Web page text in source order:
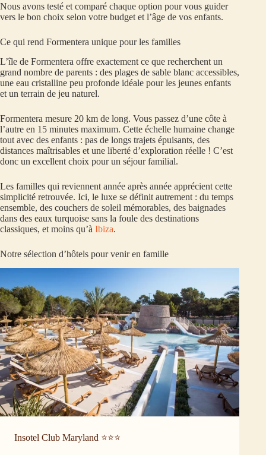
Nous avons testé et comparé chaque option pour vous guider
vers le bon choix selon votre budget et l’âge de vos enfants.
Ce qui rend Formentera unique pour les familles
L’île de Formentera offre exactement ce que recherchent un
grand nombre de parents : des plages de sable blanc accessibles,
une eau cristalline peu profonde idéale pour les jeunes enfants
et un terrain de jeu naturel.
Formentera mesure 20 km de long. Vous passez d’une côte à
l’autre en 15 minutes maximum. Cette échelle humaine change
tout avec des enfants : pas de longs trajets épuisants, des
distances maîtrisables et une liberté d’exploration réelle ! C’est
donc un excellent choix pour un séjour familial.
Les familles qui reviennent année après année apprécient cette
simplicité retrouvée. Ici, le luxe se définit autrement : du temps
ensemble, des couchers de soleil mémorables, des baignades
dans des eaux turquoise sans la foule des destinations
classiques, et moins qu’à Ibiza.
Notre sélection d’hôtels pour venir en famille
Insotel Club Maryland ⭐⭐⭐